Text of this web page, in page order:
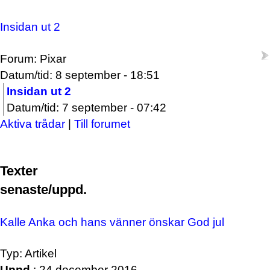
Insidan ut 2
Forum: Pixar
Datum/tid: 8 september - 18:51
Insidan ut 2
Datum/tid: 7 september - 07:42
Aktiva trådar | Till forumet
Texter
senaste/uppd.
Kalle Anka och hans vänner önskar God jul
Typ: Artikel